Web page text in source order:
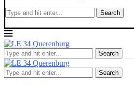
Search
Search
Search